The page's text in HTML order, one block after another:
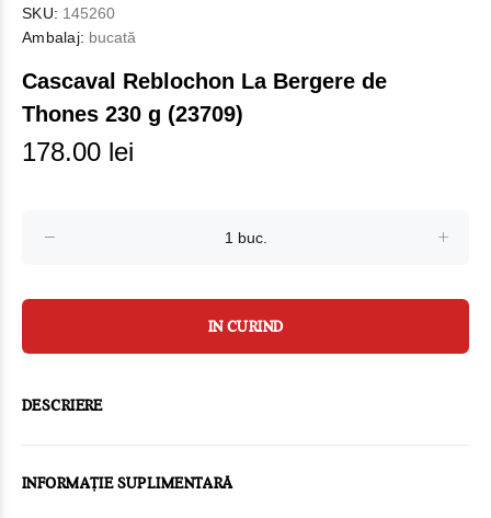
SKU: 145260
Ambalaj: bucată
Cascaval Reblochon La Bergere de
Thones 230 g (23709)
178.00 lei
IN CURIND
DESCRIERE
INFORMAȚIE SUPLIMENTARĂ